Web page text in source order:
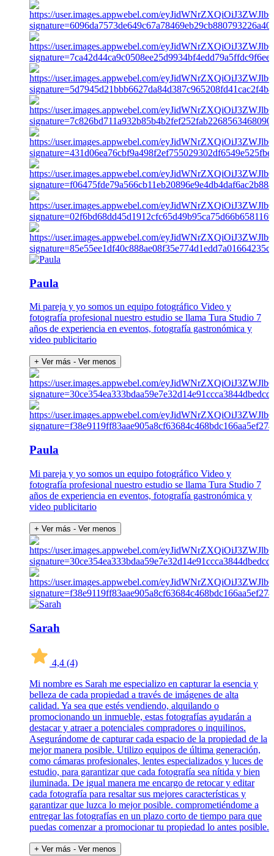
Paula
Mi pareja y yo somos un equipo fotográfico Video y
fotografía profesional nuestro estudio se llama Tura Studio 7
años de experiencia en eventos, fotografía gastronómica y
video publicitario
+ Ver más - Ver menos
Paula
Mi pareja y yo somos un equipo fotográfico Video y
fotografía profesional nuestro estudio se llama Tura Studio 7
años de experiencia en eventos, fotografía gastronómica y
video publicitario
+ Ver más - Ver menos
Sarah
4,4 (4)
Mi nombre es Sarah me especializo en capturar la esencia y
belleza de cada propiedad a través de imágenes de alta
calidad. Ya sea que estés vendiendo, alquilando o
promocionando un inmueble, estas fotografías ayudarán a
destacar y atraer a potenciales compradores o inquilinos.
Asegurándome de capturar cada espacio de la propiedad de la
mejor manera posible. Utilizo equipos de última generación,
como cámaras profesionales, lentes especializados y luces de
estudio, para garantizar que cada fotografía sea nítida y bien
iluminada. De igual manera me encargo de retocar y editar
cada fotografía para resaltar sus mejores características y
garantizar que luzca lo mejor posible. comprometiéndome a
entregar las fotografías en un plazo corto de tiempo para que
puedas comenzar a promocionar tu propiedad lo antes posible.
+ Ver más - Ver menos